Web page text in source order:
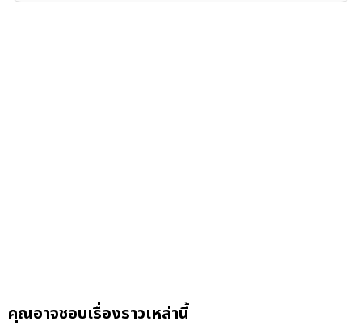
คุณอาจชอบเรื่องราวเหล่านี้